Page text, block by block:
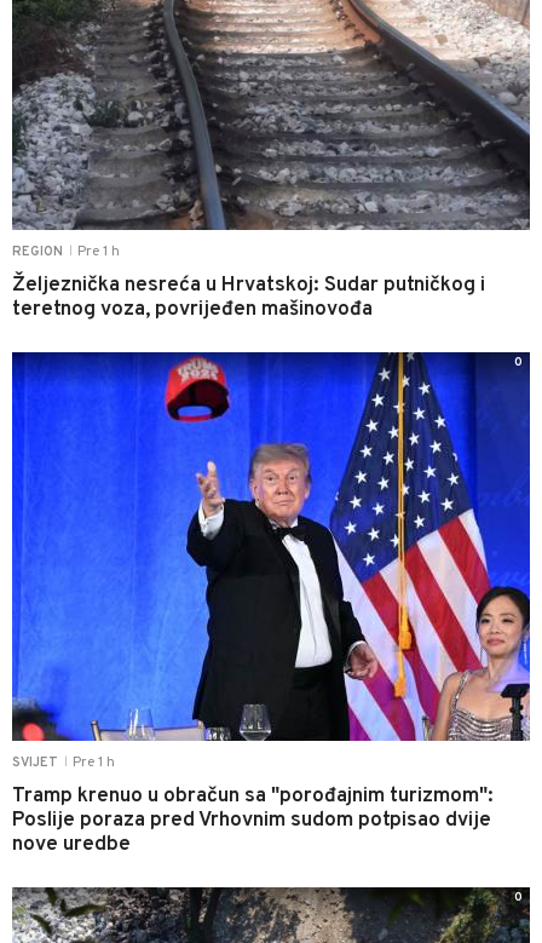
REGION Pre 1 h
Željeznička nesreća u Hrvatskoj: Sudar putničkog i
teretnog voza, povrijeđen mašinovođa
SVIJET Pre 1 h
Tramp krenuo u obračun sa "porođajnim turizmom":
Poslije poraza pred Vrhovnim sudom potpisao dvije
nove uredbe
0
0